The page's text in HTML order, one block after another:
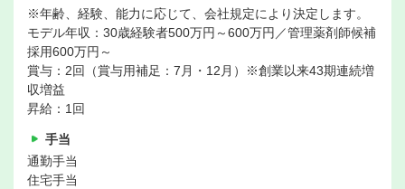
※年齢、経験、能力に応じて、会社規定により決定します。
モデル年収：30歳経験者500万円～600万円／管理薬剤師候補
採用600万円～
賞与：2回（賞与用補足：7月・12月）※創業以来43期連続増
収増益
昇給：1回
手当
通勤手当
住宅手当